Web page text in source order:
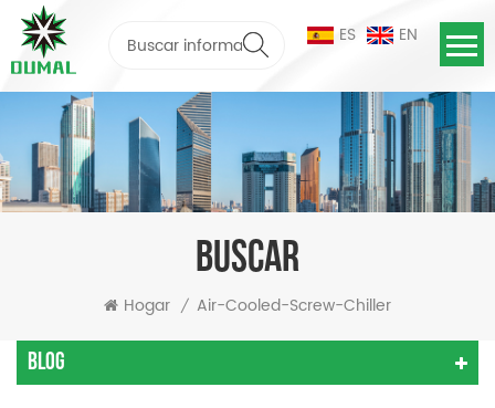
ES EN
BUSCAR
Hogar / Air-Cooled-Screw-Chiller
Blog